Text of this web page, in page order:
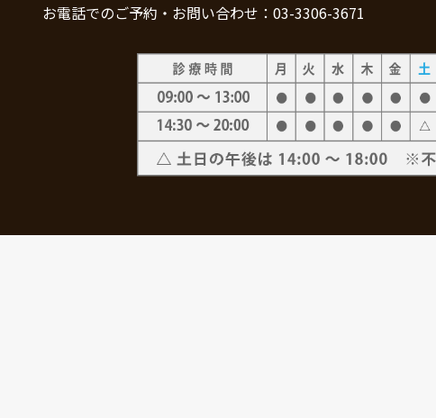
お電話でのご予約・お問い合わせ：03-3306-3671